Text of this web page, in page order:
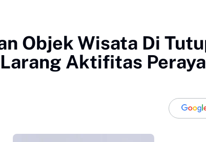
Objek Wisata Di
Aktifitas